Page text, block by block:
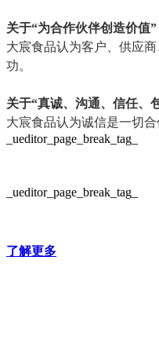
关于“为合作伙伴创造价值”
大宸食品认为客户、供应
功。
关于“真诚、沟通、信任、
大宸食品认为诚信是一切
_ueditor_page_break_tag_
_ueditor_page_break_tag_
了解更多